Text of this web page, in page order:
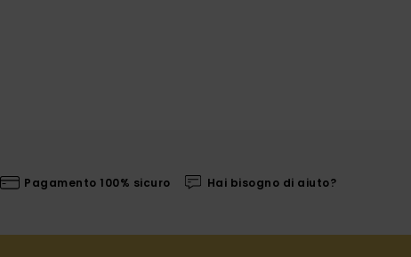
Pagamento 100% sicuro Hai bisogno di aiuto?